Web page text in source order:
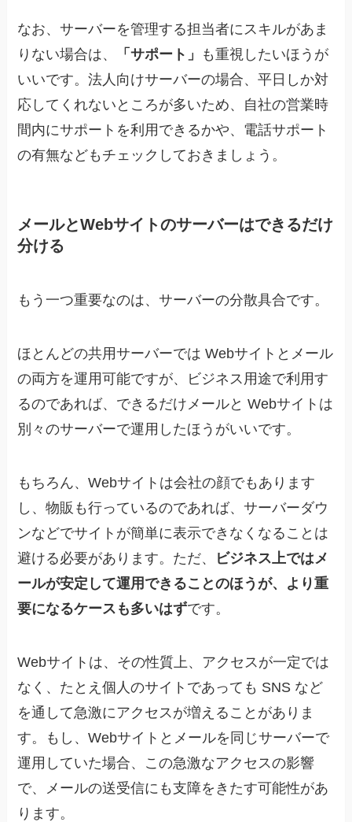
なお、サーバーを管理する担当者にスキルがあま
りない場合は、
「サポート」
も重視したいほうが
いいです。法人向けサーバーの場合、平日しか対
応してくれないところが多いため、自社の営業時
間内にサポートを利用できるかや、電話サポート
の有無などもチェックしておきましょう。
メールとWebサイトのサーバーはできるだけ
分ける
もう一つ重要なのは、サーバーの分散具合です。
ほとんどの共用サーバーでは Webサイトとメール
の両方を運用可能ですが、ビジネス用途で利用す
るのであれば、できるだけメールと Webサイトは
別々のサーバーで運用したほうがいいです。
もちろん、Webサイトは会社の顔でもあります
し、物販も行っているのであれば、サーバーダウ
ンなどでサイトが簡単に表示できなくなることは
避ける必要があります。ただ、
ビジネス上ではメ
ールが安定して運用できることのほうが、より重
要になるケースも多いはずです。
Webサイトは、その性質上、アクセスが一定では
なく、たとえ個人のサイトであっても SNS など
を通して急激にアクセスが増えることがありま
す。もし、Webサイトとメールを同じサーバーで
運用していた場合、この急激なアクセスの影響
で、メールの送受信にも支障をきたす可能性があ
ります。